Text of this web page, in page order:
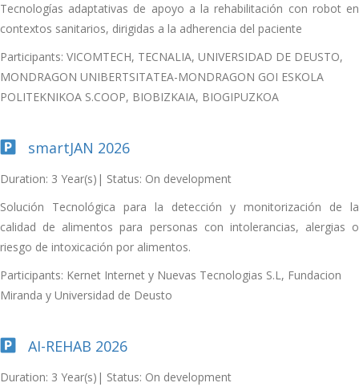
Tecnologías adaptativas de apoyo a la rehabilitación con robot en
contextos sanitarios, dirigidas a la adherencia del paciente
Participants: VICOMTECH, TECNALIA, UNIVERSIDAD DE DEUSTO,
MONDRAGON UNIBERTSITATEA-MONDRAGON GOI ESKOLA
POLITEKNIKOA S.COOP, BIOBIZKAIA, BIOGIPUZKOA
smartJAN 2026
Duration: 3 Year(s)| Status: On development
Solución Tecnológica para la detección y monitorización de la
calidad de alimentos para personas con intolerancias, alergias o
riesgo de intoxicación por alimentos.
Participants: Kernet Internet y Nuevas Tecnologias S.L, Fundacion
Miranda y Universidad de Deusto
AI-REHAB 2026
Duration: 3 Year(s)| Status: On development